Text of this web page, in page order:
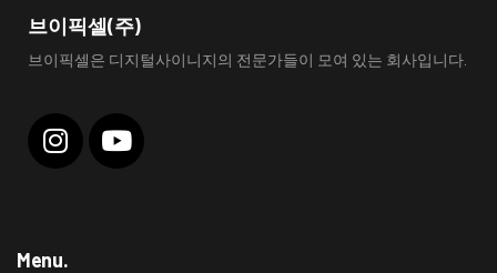
브이픽셀(주)
브이픽셀은 디지털사이니지의 전문가들이 모여 있는 회사입니다.
Menu.